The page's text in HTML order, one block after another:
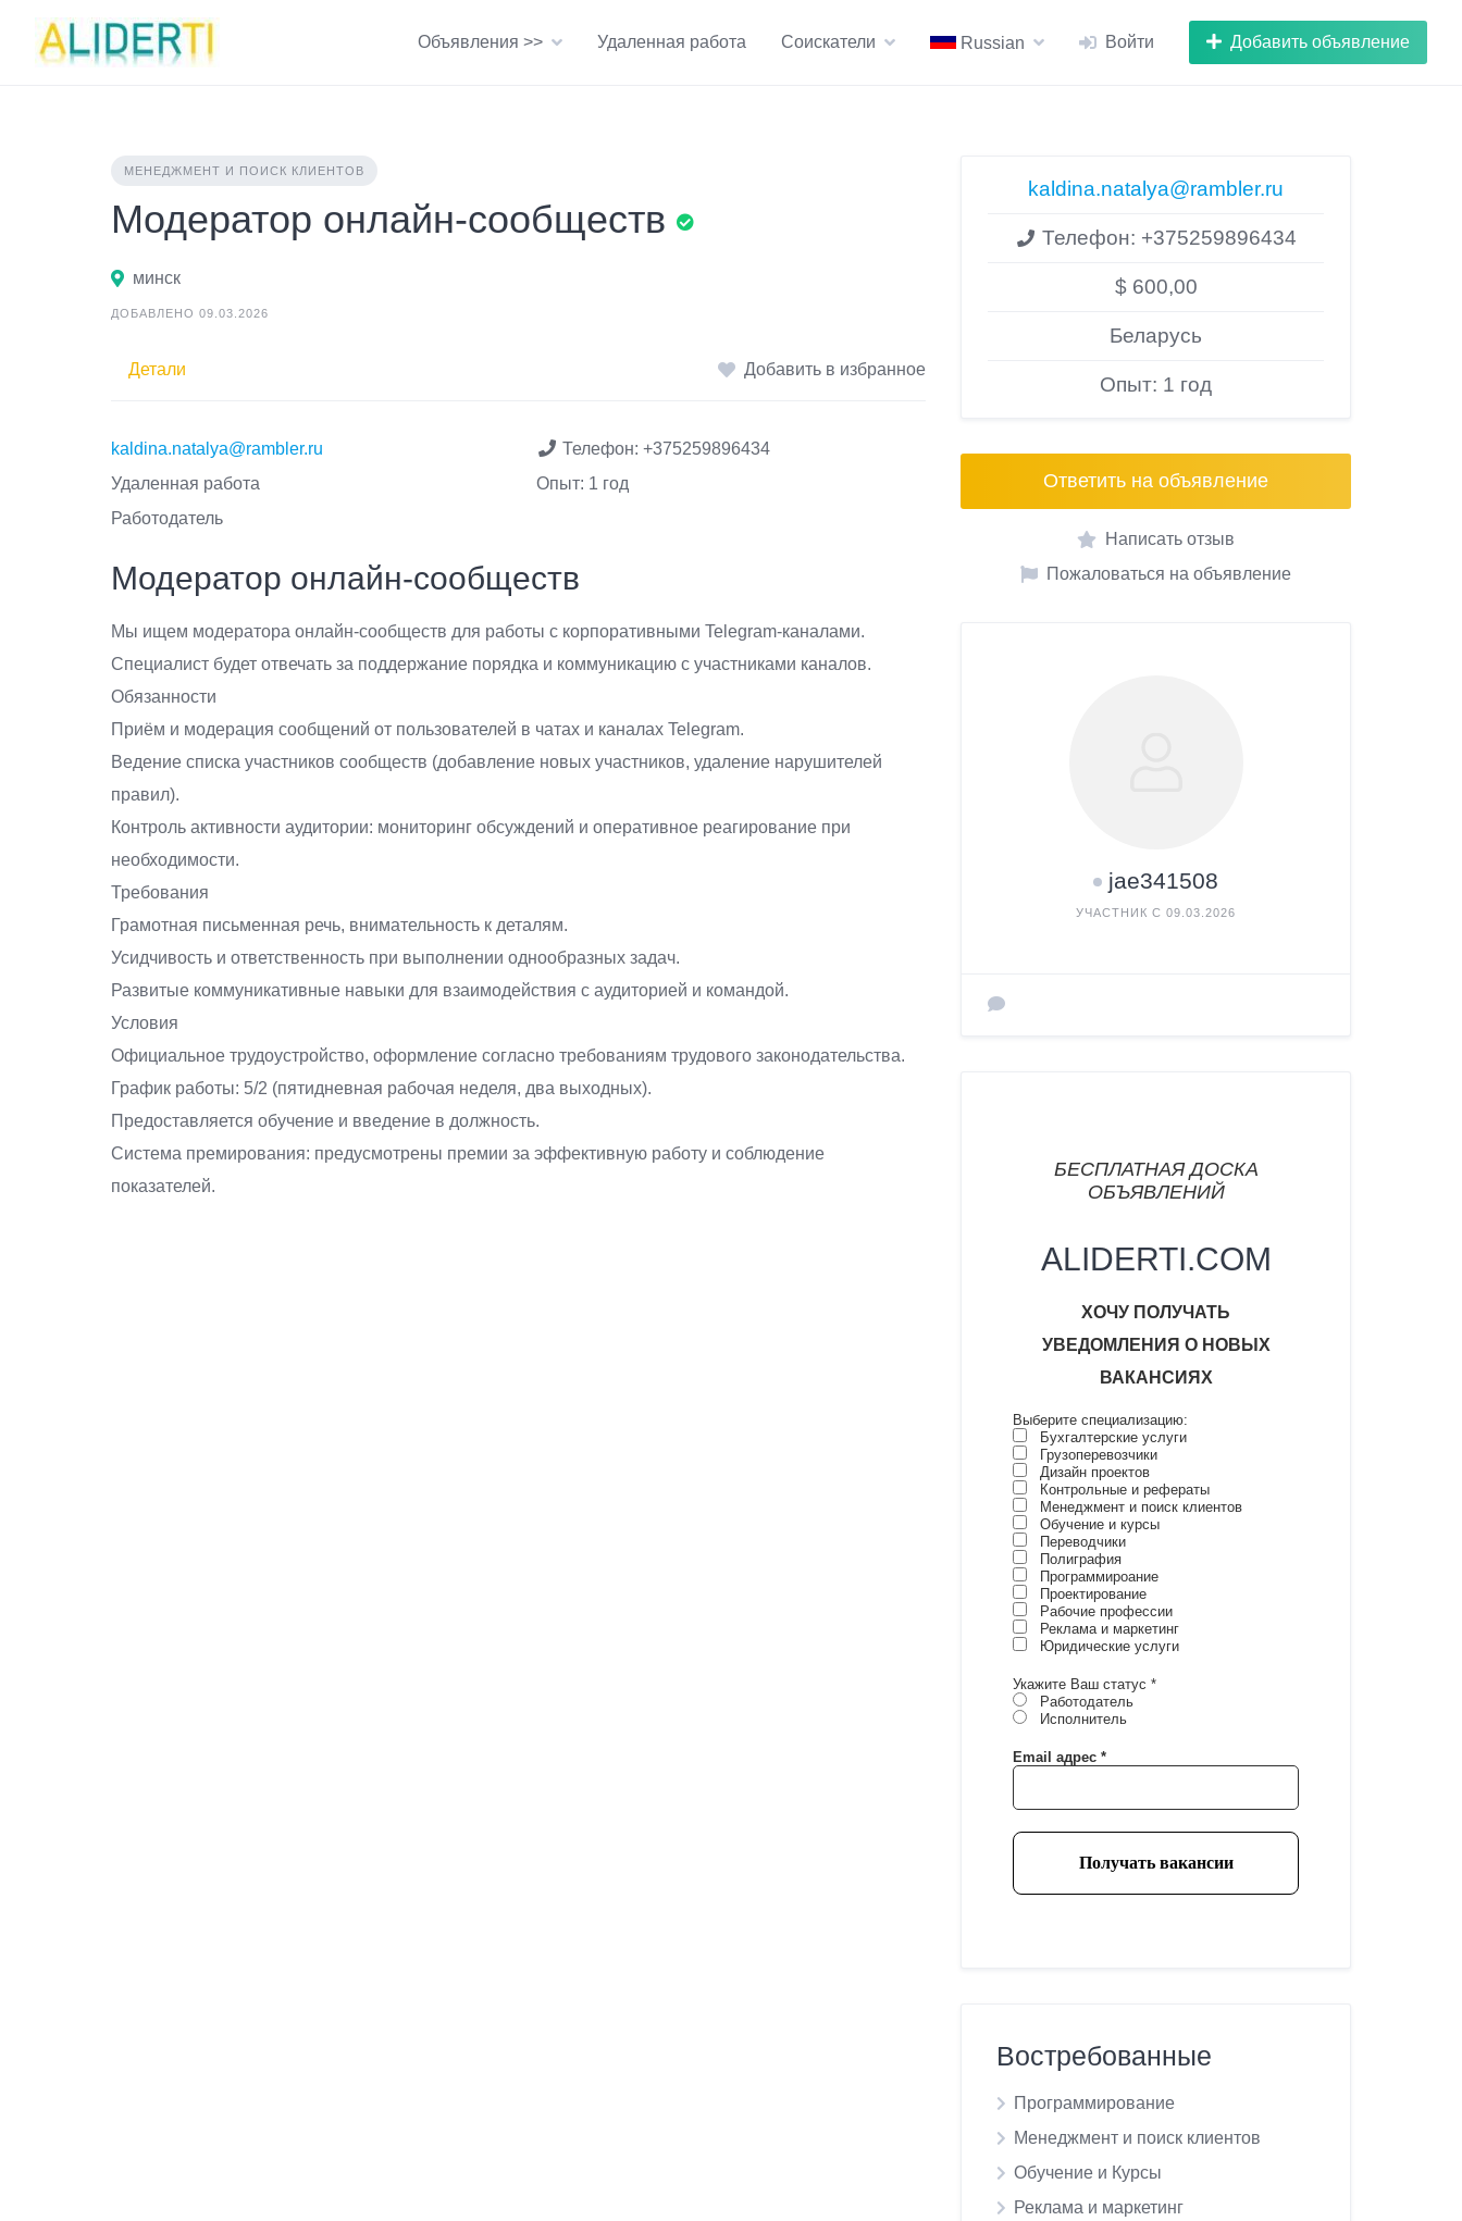
content
Объявления >> Удаленная работа Соискатели Russian Войти Добавить объявление
МЕНЕДЖМЕНТ И ПОИСК КЛИЕНТОВ
Модератор онлайн-сообществ
минск
ДОБАВЛЕНО 09.03.2026
Детали Добавить в избранное
kaldina.natalya@rambler.ru Телефон: +375259896434
Удаленная работа
Опыт: 1 год
Работодатель
Модератор онлайн-сообществ
Мы ищем модератора онлайн-сообществ для работы с корпоративными Telegram-каналами.
Специалист будет отвечать за поддержание порядка и коммуникацию с участниками каналов.
Обязанности
Приём и модерация сообщений от пользователей в чатах и каналах Telegram.
Ведение списка участников сообществ (добавление новых участников, удаление нарушителей
правил).
Контроль активности аудитории: мониторинг обсуждений и оперативное реагирование при
необходимости.
Требования
Грамотная письменная речь, внимательность к деталям.
Усидчивость и ответственность при выполнении однообразных задач.
Развитые коммуникативные навыки для взаимодействия с аудиторией и командой.
Условия
Официальное трудоустройство, оформление согласно требованиям трудового законодательства.
График работы: 5/2 (пятидневная рабочая неделя, два выходных).
Предоставляется обучение и введение в должность.
Система премирования: предусмотрены премии за эффективную работу и соблюдение
показателей.
kaldina.natalya@rambler.ru
Телефон: +375259896434
$ 600,00
Беларусь
Опыт: 1 год
Ответить на объявление
Написать отзыв
Пожаловаться на объявление
jae341508
УЧАСТНИК С 09.03.2026
БЕСПЛАТНАЯ ДОСКА
ОБЪЯВЛЕНИЙ
ALIDERTI.COM
ХОЧУ ПОЛУЧАТЬ
УВЕДОМЛЕНИЯ О НОВЫХ
ВАКАНСИЯХ
Выберите специализацию:
Бухгалтерские услуги
Грузоперевозчики
Дизайн проектов
Контрольные и рефераты
Менеджмент и поиск клиентов
Обучение и курсы
Переводчики
Полиграфия
Программироание
Проектирование
Рабочие профессии
Реклама и маркетинг
Юридические услуги
Укажите Ваш статус*
Работодатель
Исполнитель
Email адрес*
Востребованные
Программирование
Менеджмент и поиск клиентов
Обучение и Курсы
Реклама и маркетинг